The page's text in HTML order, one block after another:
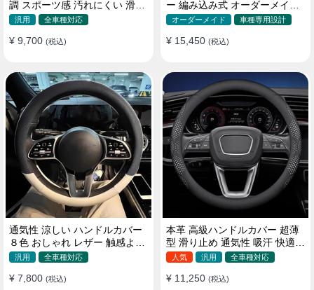
調 スポーツ感 汚れにくい 滑り
止め かっこいい 取り付け簡単
汎用 全車種対応
¥ 9,700 (税込)
ー 編み込み式 オーダーメイド
握り感抜群 操作性アップ
オーダーメイド 車種専用設計
¥ 15,450 (税込)
通気性 涼しい ハンドルカバー
８色 おしゃれ レザー 触感よく
シンブル 落ち着いた気品
汎用 全車種対応
¥ 7,800 (税込)
本革 高級ハンドルカバー 超薄
型 滑り止め 通気性 吸汗 快適
耐久性 四季汎用 35~40CM
人気 汎用 全車種対応
¥ 11,250 (税込)